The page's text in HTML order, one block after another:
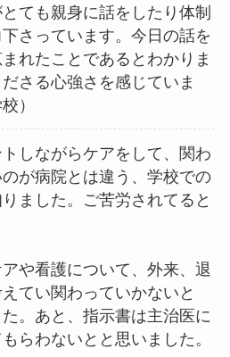
ても親身に話をしたり体制
さっています。今日の話を
れたことであるとわかりま
さる心強さを感じていま
）
しながらケアをして、関わ
が病院とは違う、学校での
ました。ご苦労されてると
や看護について、外来、退
てい関わっていかないと
。あと、指示書は主治医に
らわないとと思いました。